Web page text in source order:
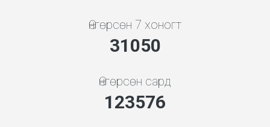
Өнгөрсөн 7 хоногт
33268
Өнгөрсөн сард
133082